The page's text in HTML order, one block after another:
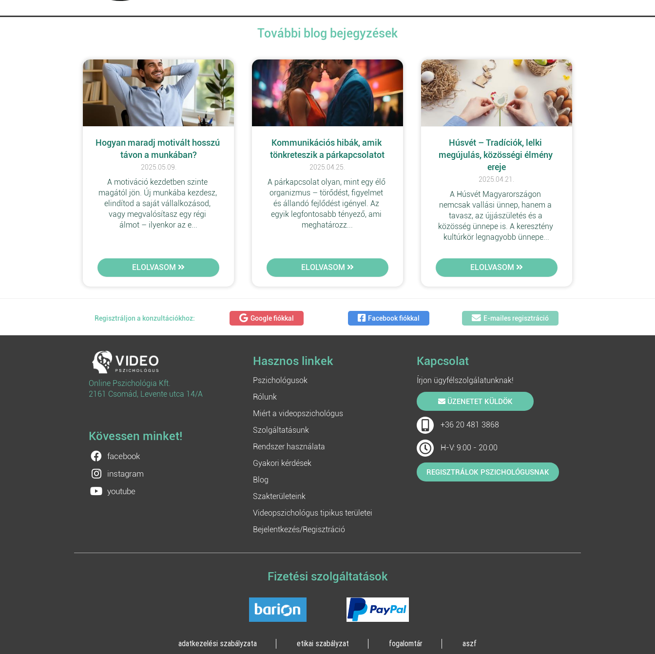
További blog bejegyzések
Hogyan maradj motivált hosszú
távon a munkában?
2025.05.09.
A motiváció kezdetben szinte
magától jön. Új munkába kezdesz,
elindítod a saját vállalkozásod,
vagy megvalósítasz egy régi
álmot – ilyenkor az e...
ELOLVASOM
Kommunikációs hibák, amik
tönkreteszik a párkapcsolatot
2025.04.25.
A párkapcsolat olyan, mint egy élő
organizmus – törődést, figyelmet
és állandó fejlődést igényel. Az
egyik legfontosabb tényező, ami
meghatározz...
ELOLVASOM
Húsvét – Tradíciók, lelki
megújulás, közösségi élmény
ereje
2025.04.21.
A Húsvét Magyarországon
nemcsak vallási ünnep, hanem a
tavasz, az újjászületés és a
közösség ünnepe is. A keresztény
kultúrkör legnagyobb ünnepe...
ELOLVASOM
Regisztráljon a konzultációkhoz: Google fiókkal Facebook fiókkal E-mailes regisztráció
Online Pszichológia Kft.
2161 Csomád, Levente utca 14/A
Kövessen minket!
facebook
instagram
youtube
Hasznos linkek
Pszichológusok
Rólunk
Miért a videopszichológus
Szolgáltatásunk
Rendszer használata
Gyakori kérdések
Blog
Szakterületeink
Videopszichológus tipikus területei
Bejelentkezés/Regisztráció
Kapcsolat
Írjon ügyfélszolgálatunknak!
ÜZENETET KÜLDÖK
+36 20 481 3868
H-V: 9:00 - 20:00
REGISZTRÁLOK PSZICHOLÓGUSNAK
Fizetési szolgáltatások
adatkezelési szabályzata etikai szabályzat fogalomtár aszf